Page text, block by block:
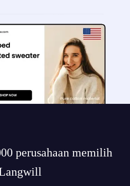
perusahaan memilih